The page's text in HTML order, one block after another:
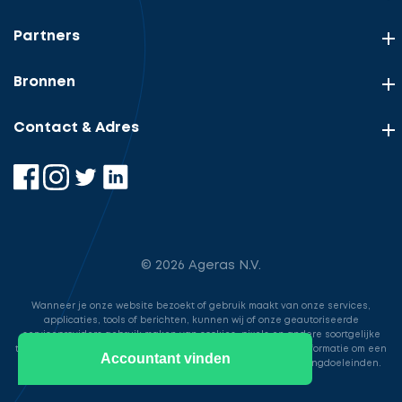
Accountant vinden
Partners
Bronnen
Contact & Adres
© 2026 Ageras N.V.
Wanneer je onze website bezoekt of gebruik maakt van onze services,
applicaties, tools of berichten, kunnen wij of onze geautoriseerde
serviceproviders gebruik maken van cookies, pixels en andere soortgelijke
technologieën. Deze worden gebruikt voor het opslaan van informatie om een
betere, snellere en veiligere ervaring te bieden voor marketingdoeleinden.